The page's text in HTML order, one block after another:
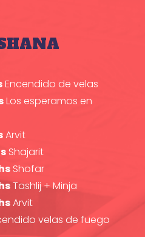
Encendido de velas
Los esperamos en
Arvit
Shajarit
Shofar
Tashlij + Minja
Arvit
velas de fuego